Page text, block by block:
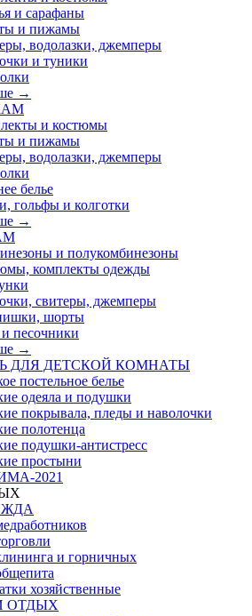
и сарафаны
и пижамы
водолазки, джемперы
и туники
→
и костюмы
и пижамы
водолазки, джемперы
белье
гольфы и колготки
→
и полукомбинезоны
комплекты одежды
свитеры, джемперы
шорты
песочники
→
ДЛЯ ДЕТСКОЙ КОМНАТЫ
постельное белье
одеяла и подушки
покрывала, пледы и наволочки
полотенца
подушки-антистресс
простыни
2021
и горничных
хозяйственные
ОТДЫХ